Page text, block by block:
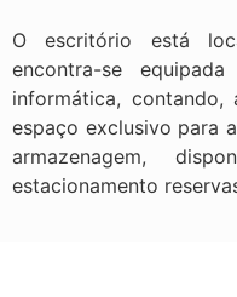
O escritório está
encontra-se
informática, contando,
espaço exclusivo para
armazenagem,
estacionamento